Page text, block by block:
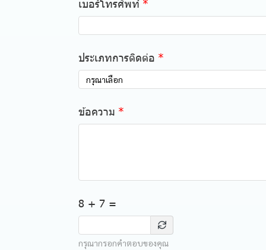
เบอร์โทรศัพท์
ประเภทการติดต่อ
กรุณาเลือก
ข้อความ
8 + 7 =
กรุณากรอกคำตอบของคุณ